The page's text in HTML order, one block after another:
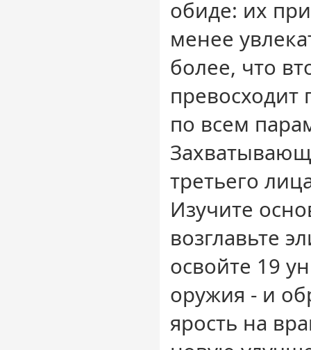
обиде: их
менее
более, что
превосходит
по всем
третьего
Изучите
возглавьте
освойте 19
оружия - и
ярость на